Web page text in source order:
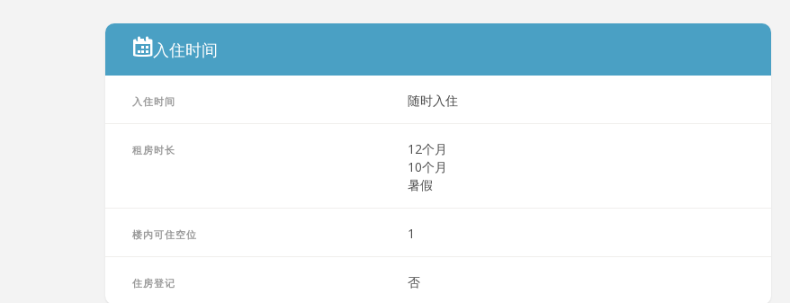
入住时间
入住时间 随时入住
租房时长
12个月
10个月
暑假
楼内可住空位 1
住房登记 否